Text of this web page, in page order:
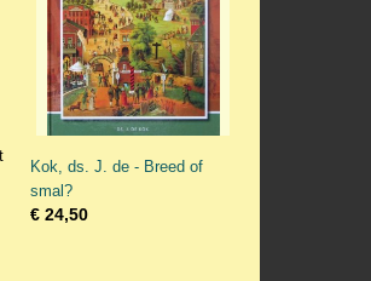
Kok, ds. J. de - Breed of
smal?
€ 24,50